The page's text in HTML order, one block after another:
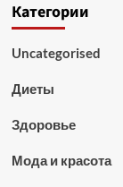
Категории
Uncategorised
Диеты
Здоровье
Мода и красота